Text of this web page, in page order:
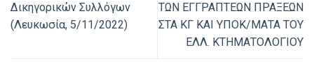
Δικηγορικών Συλλόγων
(Λευκωσία, 5/11/2022)
ΤΩΝ ΕΓΓΡΑΠΤΕΩΝ ΠΡΑΞΕΩΝ
ΣΤΑ ΚΓ ΚΑΙ ΥΠΟΚ/ΜΑΤΑ ΤΟΥ
ΕΛΛ. ΚΤΗΜΑΤΟΛΟΓΙΟΥ